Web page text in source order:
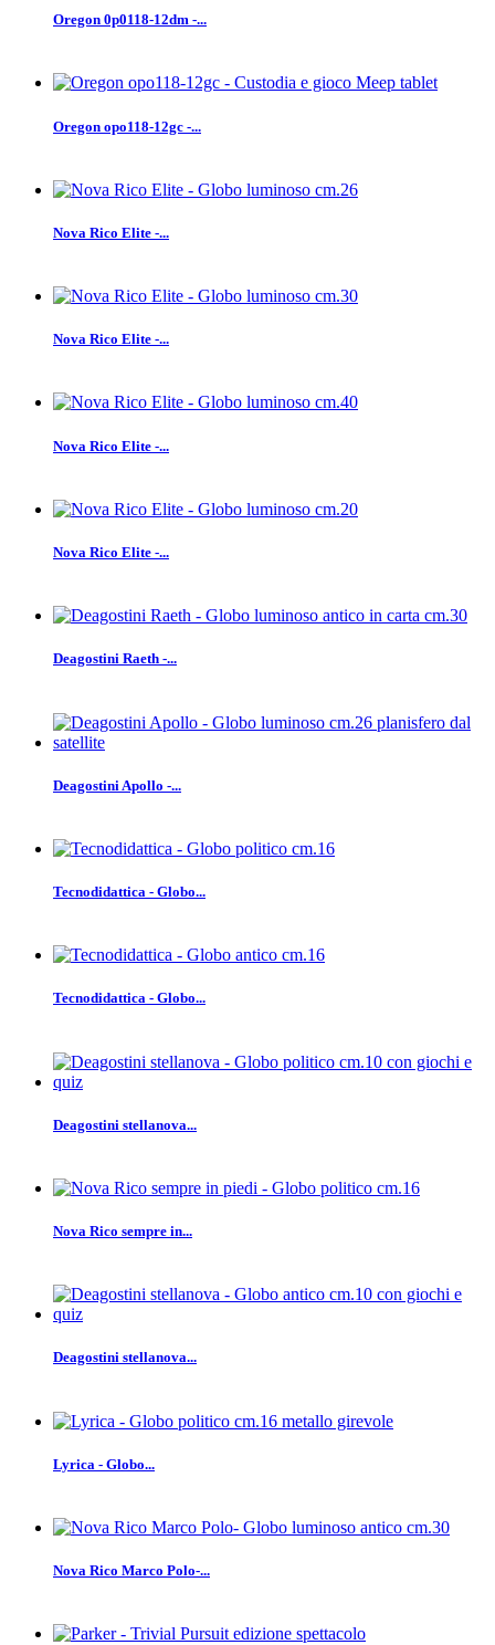
Oregon 0p0118-12dm -...
Oregon opo118-12gc -...
Nova Rico Elite -...
Nova Rico Elite -...
Nova Rico Elite -...
Nova Rico Elite -...
Deagostini Raeth -...
Deagostini Apollo -...
Tecnodidattica - Globo...
Tecnodidattica - Globo...
Deagostini stellanova...
Nova Rico sempre in...
Deagostini stellanova...
Lyrica - Globo...
Nova Rico Marco Polo-...